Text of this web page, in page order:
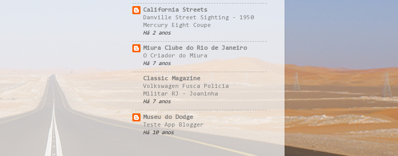
California Streets
Danville Street Sighting - 1950
Mercury Eight Coupe
Há 2 anos
Miura Clube do Rio de Janeiro
O Criador do Miura
Há 7 anos
Classic Magazine
Volkswagen Fusca Policia
Militar RJ - Joaninha
Há 7 anos
Museu do Dodge
Teste App Blogger
Há 10 anos